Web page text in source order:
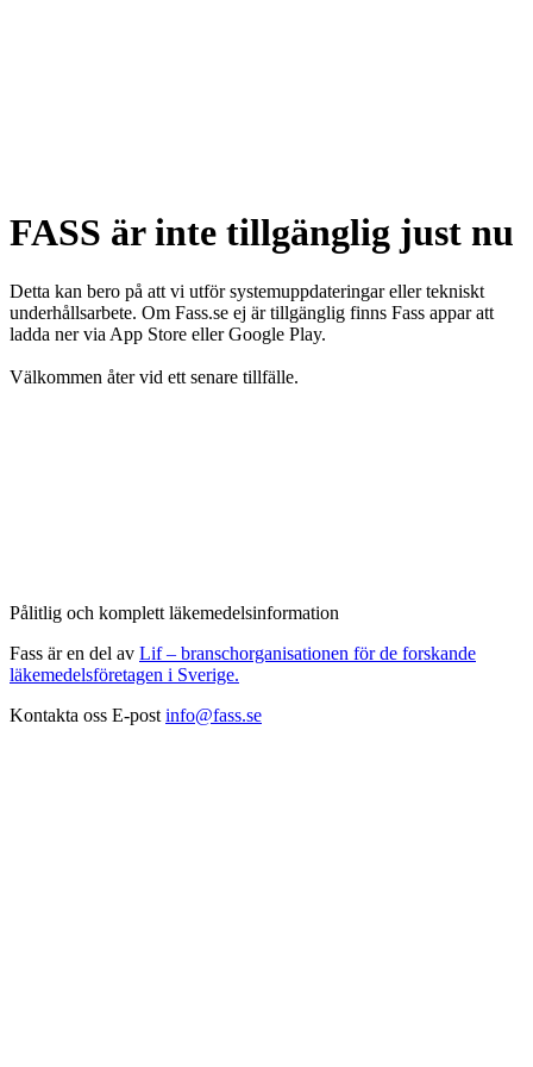
FASS är inte tillgänglig just nu
Detta kan bero på att vi utför systemuppdateringar eller tekniskt
underhållsarbete. Om Fass.se ej är tillgänglig finns Fass appar att
ladda ner via App Store eller Google Play.
Välkommen åter vid ett senare tillfälle.
Pålitlig och komplett läkemedelsinformation
Fass är en del av Lif – branschorganisationen för de forskande
läkemedelsföretagen i Sverige.
Kontakta oss E-post info@fass.se